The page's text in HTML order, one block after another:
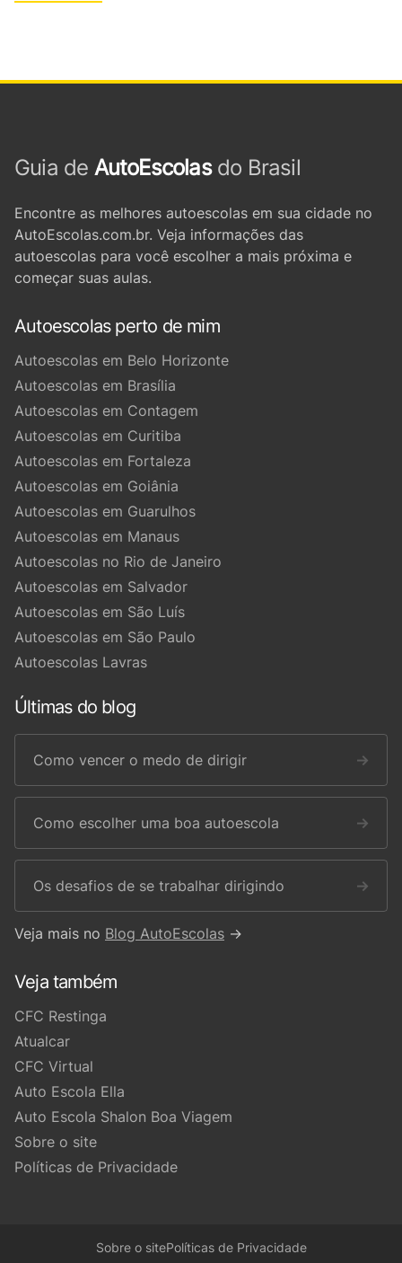
Guia de AutoEscolasdo Brasil
Encontre as melhores autoescolas em sua cidade no
AutoEscolas.com.br. Veja informações das
autoescolas para você escolher a mais próxima e
começar suas aulas.
Autoescolas perto de mim
Autoescolas em Belo Horizonte
Autoescolas em Brasília
Autoescolas em Contagem
Autoescolas em Curitiba
Autoescolas em Fortaleza
Autoescolas em Goiânia
Autoescolas em Guarulhos
Autoescolas em Manaus
Autoescolas no Rio de Janeiro
Autoescolas em Salvador
Autoescolas em São Luís
Autoescolas em São Paulo
Autoescolas Lavras
Últimas do blog
Como vencer o medo de dirigir →
Como escolher uma boa autoescola →
Os desafios de se trabalhar dirigindo →
Veja mais no Blog AutoEscolas →
Veja também
CFC Restinga
Atualcar
CFC Virtual
Auto Escola Ella
Auto Escola Shalon Boa Viagem
Sobre o site
Políticas de Privacidade
Sobre o sitePolíticas de Privacidade